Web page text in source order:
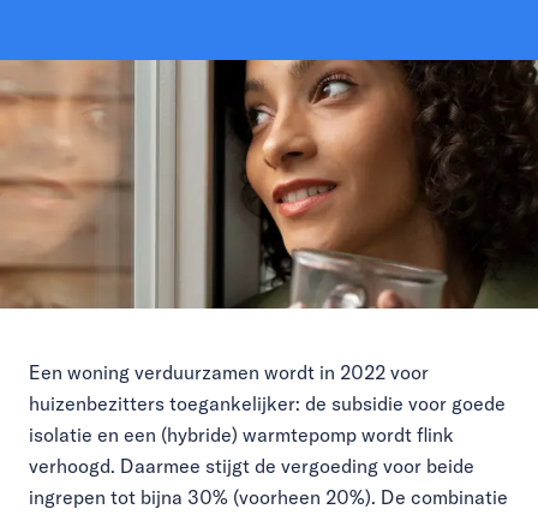
Een woning verduurzamen wordt in 2022 voor
huizenbezitters toegankelijker: de subsidie voor goede
isolatie en een (hybride) warmtepomp wordt flink
verhoogd. Daarmee stijgt de vergoeding voor beide
ingrepen tot bijna 30% (voorheen 20%). De combinatie